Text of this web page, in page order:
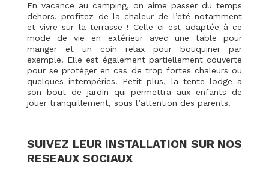
En vacance au camping, on aime passer du temps
dehors, profitez de la chaleur de l’été notamment
et vivre sur la terrasse ! Celle-ci est adaptée à ce
mode de vie en extérieur avec une table pour
manger et un coin relax pour bouquiner par
exemple. Elle est également partiellement couverte
pour se protéger en cas de trop fortes chaleurs ou
quelques intempéries. Petit plus, la tente lodge a
son bout de jardin qui permettra aux enfants de
jouer tranquillement, sous l’attention des parents.
SUIVEZ LEUR INSTALLATION SUR NOS
RESEAUX SOCIAUX